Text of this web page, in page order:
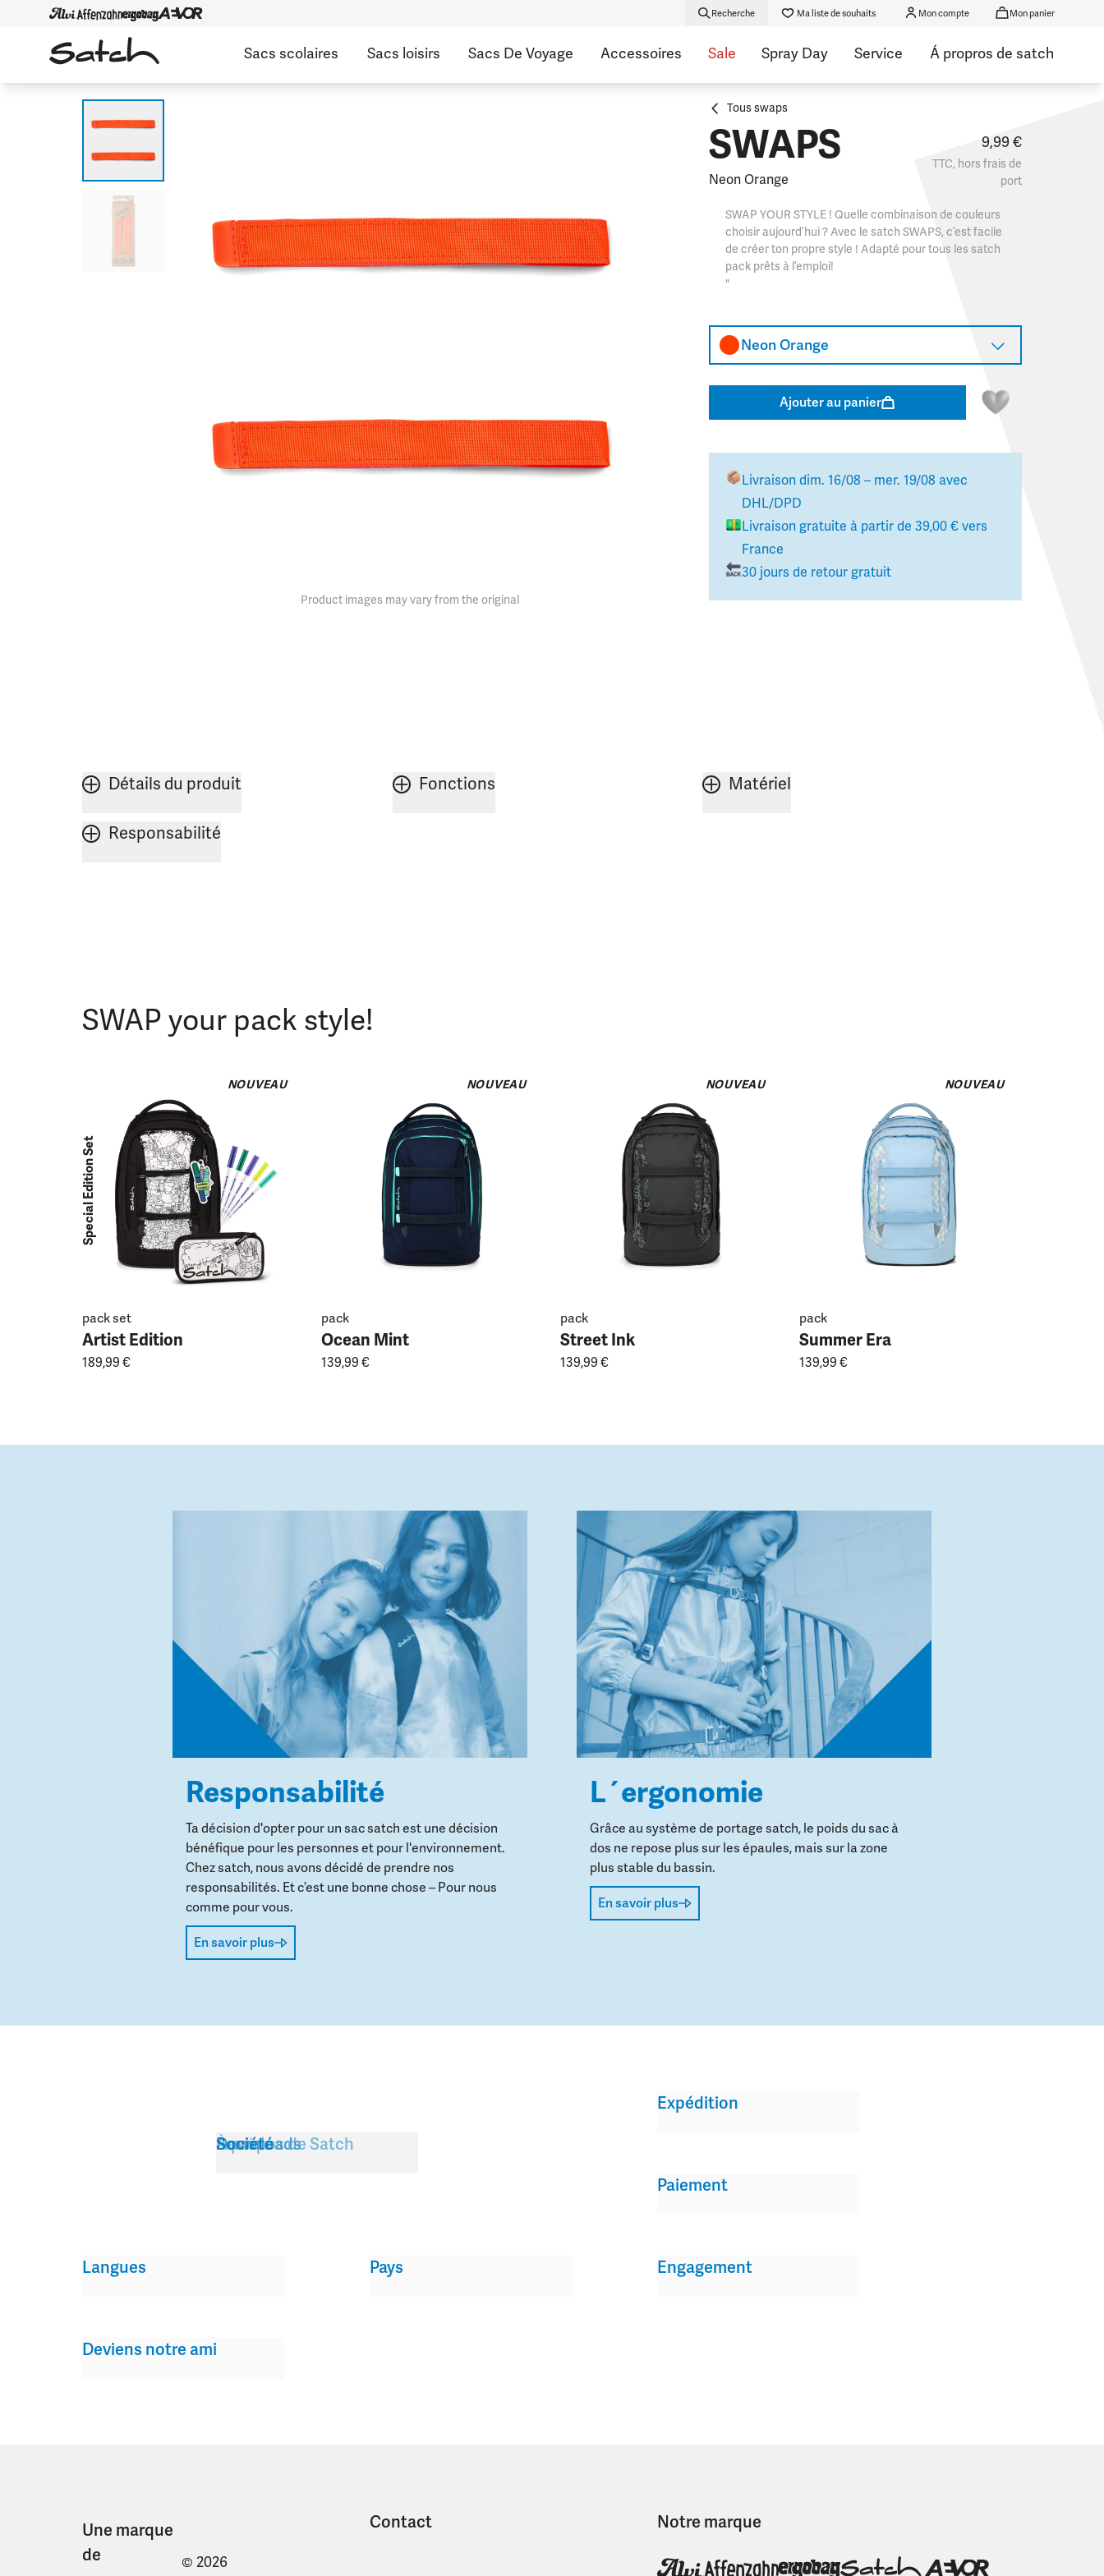
Recherche Ma liste de souhaits Mon compte Mon panier
Sacs scolaires Sacs loisirs Sacs De Voyage Accessoires Sale Spray Day Service Á propros de satch
Product images may vary from the original
Tous swaps
SWAPS
Neon Orange
9,99 €
TTC, hors frais de
port
SWAP YOUR STYLE ! Quelle combinaison de couleurs
choisir aujourd’hui ? Avec le satch SWAPS, c’est facile
de créer ton propre style ! Adapté pour tous les satch
pack prêts à l’emploi!
"
Neon Orange
Ajouter au panier
Livraison dim. 16/08 – mer. 19/08 avec
DHL/DPD
Livraison gratuite à partir de 39,00 €vers
France
30 jours de retour gratuit
Détails du produit Fonctions Matériel
Responsabilité
SWAP your pack style!
NOUVEAU
Special Edition Set
pack set
Artist Edition
189,99 €
NOUVEAU
pack
Ocean Mint
139,99 €
NOUVEAU
pack
Street Ink
139,99 €
NOUVEAU
pack
Summer Era
139,99 €
Responsabilité
Ta décision d'opter pour un sac satch est une décision
bénéfique pour les personnes et pour l'environnement.
Chez satch, nous avons décidé de prendre nos
responsabilités. Et c’est une bonne chose – Pour nous
comme pour vous.
En savoir plus
L´ergonomie
Grâce au système de portage satch, le poids du sac à
dos ne repose plus sur les épaules, mais sur la zone
plus stable du bassin.
En savoir plus
Service
À propos de Satch
Downloads
Société
Expédition
Paiement
Engagement
Deviens notre ami
Langues Pays
Une marque
de
© 2026
Contact Notre marque